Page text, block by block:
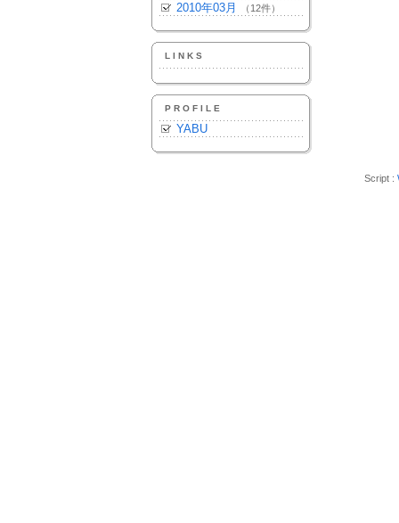
2010年03月 （12件）
LINKS
PROFILE
YABU
Script :